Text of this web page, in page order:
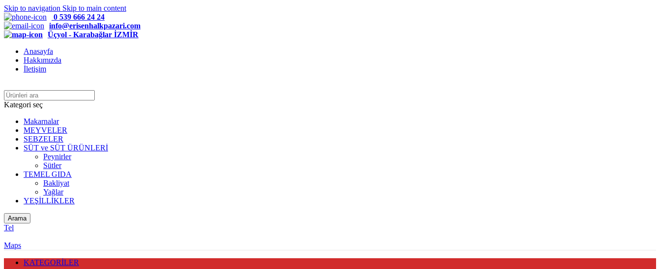
Skip to navigation Skip to main content
0 539 666 24 24
info@erisenhalkpazari.com
Üçyol - Karabağlar İZMİR
Anasayfa
Hakkımızda
İletişim
Kategori seç
Makarnalar
MEYVELER
SEBZELER
SÜT ve SÜT ÜRÜNLERİ
Peynirler
Sütler
TEMEL GIDA
Bakliyat
Yağlar
YEŞİLLİKLER
Arama
Tel
Maps
KATEGORİLER